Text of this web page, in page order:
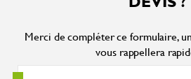
Merci de compléter ce formulaire,
vous rappellera